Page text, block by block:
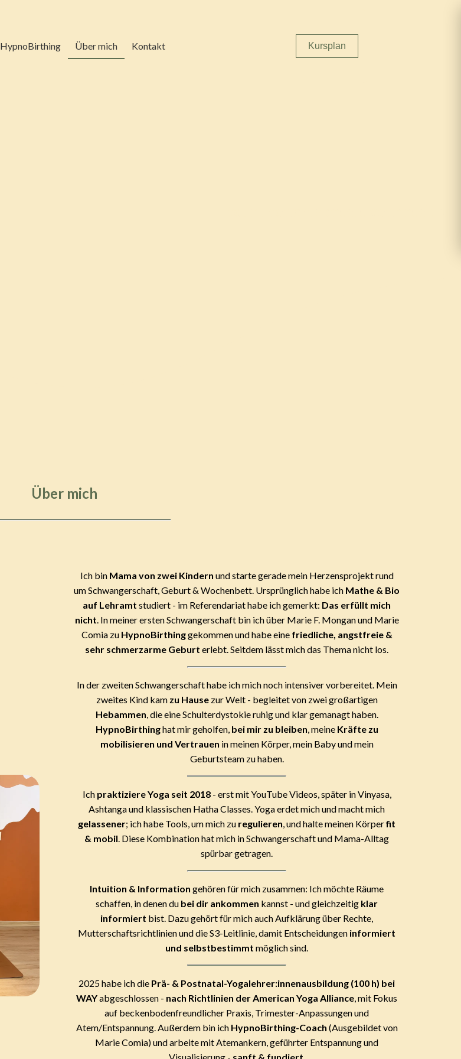
HypnoBirthing Über mich Kontakt Kursplan
Über mich
Ich bin Mama von zwei Kindern und starte gerade mein Herzensprojekt rund
um Schwangerschaft, Geburt & Wochenbett. Ursprünglich habe ich Mathe & Bio
auf Lehramt studiert - im Referendariat habe ich gemerkt: Das erfüllt mich
nicht . In meiner ersten Schwangerschaft bin ich über Marie F. Mongan und Marie
Comia zu HypnoBirthinggekommen und habe eine friedliche, angstfreie &
sehr schmerzarme Geburt erlebt. Seitdem lässt mich das Thema nicht los.
In der zweiten Schwangerschaft habe ich mich noch intensiver vorbereitet. Mein
zweites Kind kam zu Hausezur Welt - begleitet von zwei großartigen
Hebammen , die eine Schulterdystokie ruhig und klar gemanagt haben.
HypnoBirthinghat mir geholfen, bei mir zu bleiben , meine Kräfte zu
mobilisieren und Vertrauen in meinen Körper, mein Baby und mein
Geburtsteam zu haben.
Ich praktiziere Yoga seit 2018- erst mit YouTube Videos, später in Vinyasa,
Ashtanga und klassischen Hatha Classes. Yoga erdet mich und macht mich
gelassener; ich habe Tools, um mich zu regulieren , und halte meinen Körperfit
& mobil . Diese Kombination hat mich in Schwangerschaft und Mama-Alltag
spürbar getragen.
Intuition & Information gehören für mich zusammen: Ich möchte Räume
schaffen, in denen du bei dir ankommen kannst - und gleichzeitig klar
informiert bist. Dazu gehört für mich auch Aufklärung über Rechte,
Mutterschaftsrichtlinien und die S3-Leitlinie, damit Entscheidungen informiert
und selbstbestimmt möglich sind.
2025 habe ich die Prä- & Postnatal-Yogalehrer:innenausbildung (100 h) bei
WAYabgeschlossen - nach Richtlinien der American Yoga Alliance , mit Fokus
auf beckenbodenfreundlicher Praxis, Trimester-Anpassungen und
Atem/Entspannung. Außerdem bin ich HypnoBirthing-Coach (Ausgebildet von
Marie Comia) und arbeite mit Atemankern, geführter Entspannung und
Visualisierung - sanft & fundiert